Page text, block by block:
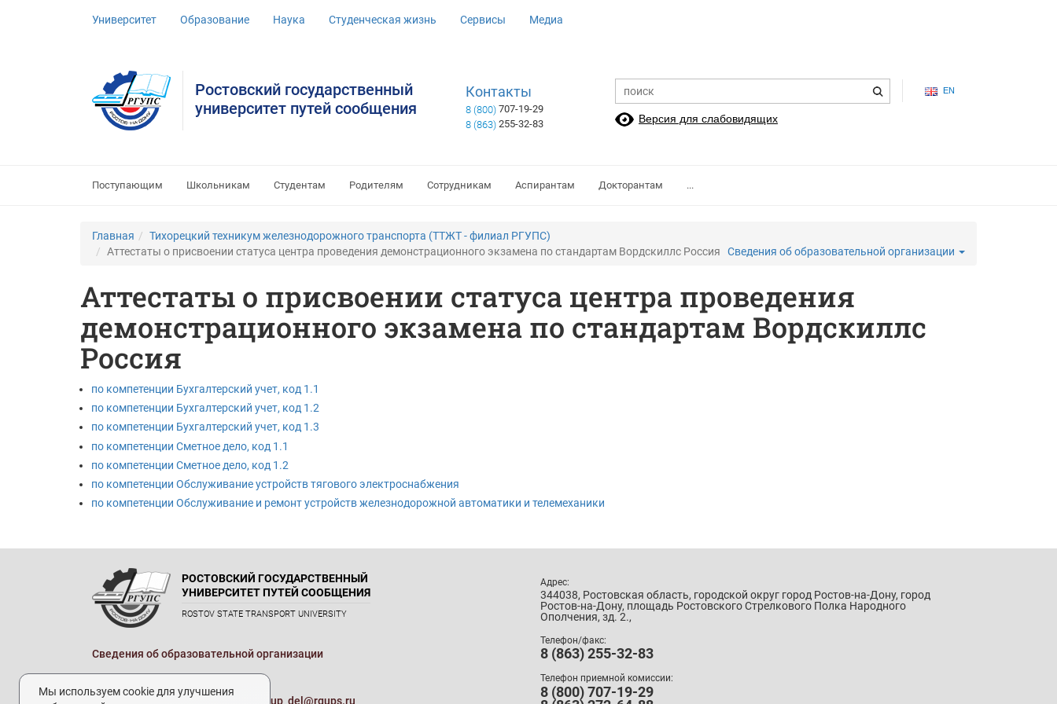
Университет Образование Наука Студенческая жизнь Сервисы Медиа
EN
Ростовский государственный
университет путей сообщения
Контакты
8 (800) 707-19-29
8 (863) 255-32-83 Версия для слабовидящих
Поступающим Школьникам Студентам Родителям Сотрудникам Аспирантам Докторантам ...
Главная
Тихорецкий техникум железнодорожного транспорта (ТТЖТ - филиал РГУПС)
Аттестаты о присвоении статуса центра проведения демонстрационного экзамена по стандартам Вордскиллс Россия
Сведения об образовательной организации
Аттестаты о присвоении статуса центра проведения
демонстрационного экзамена по стандартам Вордскиллс
Россия
по компетенции Бухгалтерский учет, код 1.1
по компетенции Бухгалтерский учет, код 1.2
по компетенции Бухгалтерский учет, код 1.3
по компетенции Сметное дело, код 1.1
по компетенции Сметное дело, код 1.2
по компетенции Обслуживание устройств тягового электроснабжения
по компетенции Обслуживание и ремонт устройств железнодорожной автоматики и телемеханики
РОСТОВСКИЙ ГОСУДАРСТВЕННЫЙ
УНИВЕРСИТЕТ ПУТЕЙ СООБЩЕНИЯ
ROSTOV STATE TRANSPORT UNIVERSITY
Сведения об образовательной организации
Реквизиты
Электронная почта университета: up_del@rgups.ru
Адрес:
344038, Ростовская область, городской округ город Ростов-на-Дону, город
Ростов-на-Дону, площадь Ростовского Стрелкового Полка Народного
Ополчения, зд. 2.,
Телефон/факс:
8 (863) 255-32-83
Телефон приемной комиссии:
8 (800) 707-19-29
Мы используем cookie для улучшения